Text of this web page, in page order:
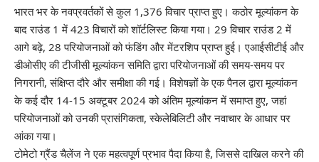
भारत भर के नवप्रवर्तकों से कुल 1,376 विचार प्राप्त हुए। कठोर मूल्यांकन के
बाद राउंड 1 में 423 विचारों को शॉर्टलिस्ट किया गया। 29 विचार राउंड 2 में
आगे बढ़े, 28 परियोजनाओं को फंडिंग और मेंटरशिप प्राप्त हुई। एआईसीटीई और
डीओसीए की टीजीसी मूल्यांकन समिति द्वारा परियोजनाओं की समय-समय पर
निगरानी, ​​संक्षिप्त दौरे और समीक्षा की गई। विशेषज्ञों के एक पैनल द्वारा मूल्यांकन
के कई दौर 14-15 अक्टूबर 2024 को अंतिम मूल्यांकन में समाप्त हुए, जहां
परियोजनाओं को उनकी प्रासंगिकता, स्केलेबिलिटी और नवाचार के आधार पर
आंका गया।
टोमेटो ग्रैंड चैलेंज ने एक महत्वपूर्ण प्रभाव पैदा किया है, जिससे दाखिल करने की